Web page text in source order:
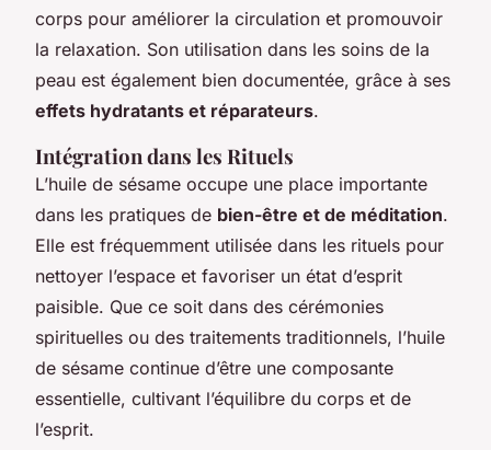
corps pour améliorer la circulation et promouvoir
la relaxation. Son utilisation dans les soins de la
peau est également bien documentée, grâce à ses
effets hydratants et réparateurs.
Intégration dans les Rituels
L’huile de sésame occupe une place importante
dans les pratiques de bien-être et de méditation.
Elle est fréquemment utilisée dans les rituels pour
nettoyer l’espace et favoriser un état d’esprit
paisible. Que ce soit dans des cérémonies
spirituelles ou des traitements traditionnels, l’huile
de sésame continue d’être une composante
essentielle, cultivant l’équilibre du corps et de
l’esprit.